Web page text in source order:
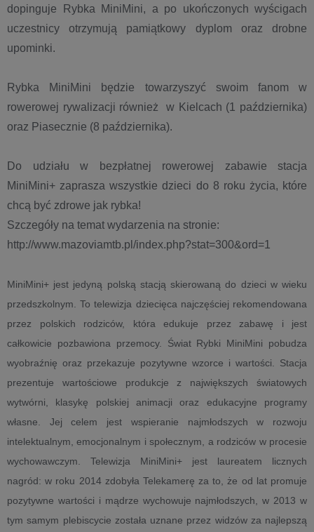
dopinguje Rybka MiniMini, a po ukończonych wyścigach
uczestnicy otrzymują pamiątkowy dyplom oraz drobne
upominki.
Rybka MiniMini będzie towarzyszyć swoim fanom w
rowerowej rywalizacji również w Kielcach (1 października)
oraz Piasecznie (8 października).
Do udziału w bezpłatnej rowerowej zabawie stacja
MiniMini+ zaprasza wszystkie dzieci do 8 roku życia, które
chcą być zdrowe jak rybka!
Szczegóły na temat wydarzenia na stronie:
http://www.mazoviamtb.pl/index.php?stat=300&ord=1
MiniMini+ jest jedyną polską stacją skierowaną do dzieci w wieku
przedszkolnym. To telewizja dziecięca najczęściej rekomendowana
przez polskich rodziców, która edukuje przez zabawę i jest
całkowicie pozbawiona przemocy. Świat Rybki MiniMini pobudza
wyobraźnię oraz przekazuje pozytywne wzorce i wartości. Stacja
prezentuje wartościowe produkcje z największych światowych
wytwórni, klasykę polskiej animacji oraz edukacyjne programy
własne. Jej celem jest wspieranie najmłodszych w rozwoju
intelektualnym, emocjonalnym i społecznym, a rodziców w procesie
wychowawczym. Telewizja MiniMini+ jest laureatem licznych
nagród: w roku 2014 zdobyła Telekamerę za to, że od lat promuje
pozytywne wartości i mądrze wychowuje najmłodszych, w 2013 w
tym samym plebiscycie została uznane przez widzów za najlepszą